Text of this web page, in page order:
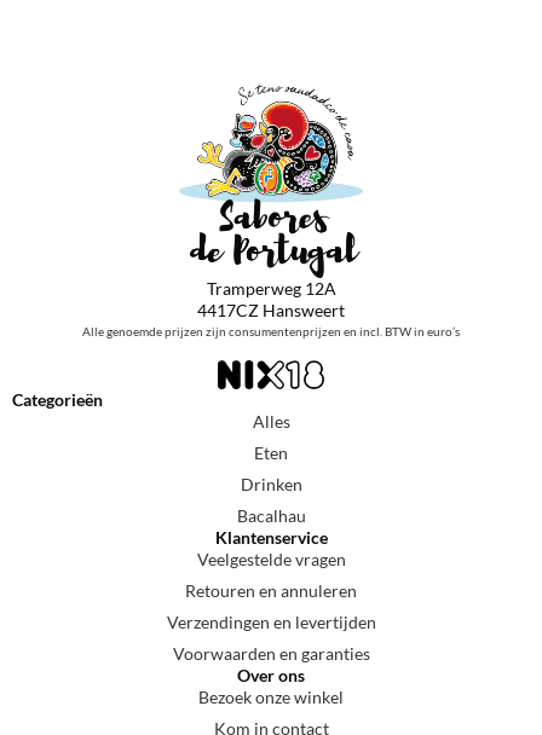
Tramperweg 12A
4417CZ Hansweert
Alle genoemde prijzen zijn consumentenprijzen en incl. BTW in euro’s
Categorieën
Alles
Eten
Drinken
Bacalhau
Klantenservice
Veelgestelde vragen
Retouren en annuleren
Verzendingen en levertijden
Voorwaarden en garanties
Over ons
Bezoek onze winkel
Kom in contact